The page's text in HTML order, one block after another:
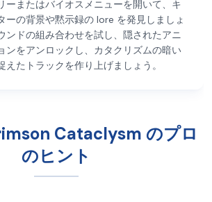
ーまたはバイオスメニューを開いて、キ
ーの背景や黙示録の lore を発見しましょ
ンドの組み合わせを試し、隠されたアニ
ンをアンロックし、カタクリズムの暗い
えたトラックを作り上げましょう。
Cataclysm のプロ
のヒント